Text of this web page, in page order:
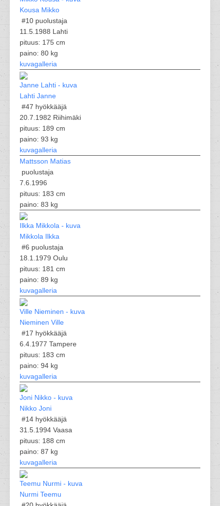
Kousa Mikko
#10 puolustaja
11.5.1988 Lahti
pituus: 175 cm
paino: 80 kg
kuvagalleria
Lahti Janne
#47 hyökkääjä
20.7.1982 Riihimäki
pituus: 189 cm
paino: 93 kg
kuvagalleria
Mattsson Matias
puolustaja
7.6.1996
pituus: 183 cm
paino: 83 kg
Mikkola Ilkka
#6 puolustaja
18.1.1979 Oulu
pituus: 181 cm
paino: 89 kg
kuvagalleria
Nieminen Ville
#17 hyökkääjä
6.4.1977 Tampere
pituus: 183 cm
paino: 94 kg
kuvagalleria
Nikko Joni
#14 hyökkääjä
31.5.1994 Vaasa
pituus: 188 cm
paino: 87 kg
kuvagalleria
Nurmi Teemu